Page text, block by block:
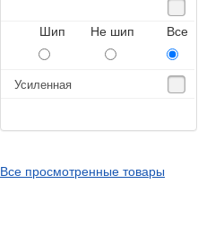
Aplus
Шип Не шип Все
Усиленная
Все просмотренные товары